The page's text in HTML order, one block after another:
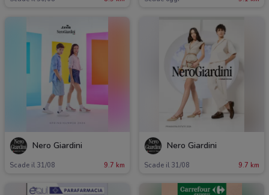
Nero Giardini
Scade il 31/08 9.7 km
Nero Giardini
Scade il 31/08 9.7 km